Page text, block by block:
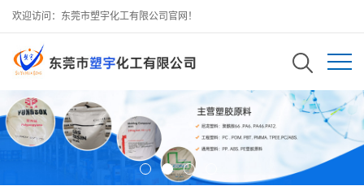
欢迎访问：东莞市塑宇化工有限公司官网！